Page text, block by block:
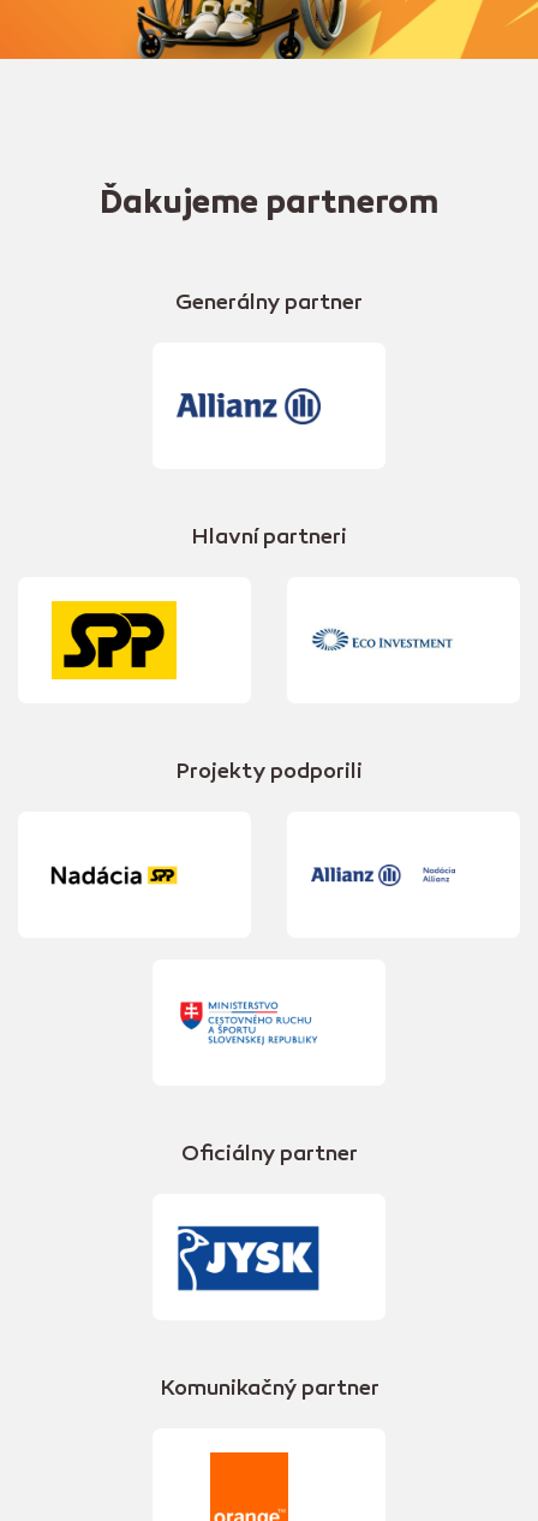
Ďakujeme partnerom
Generálny partner
Hlavní partneri
Projekty podporili
Oficiálny partner
Komunikačný partner